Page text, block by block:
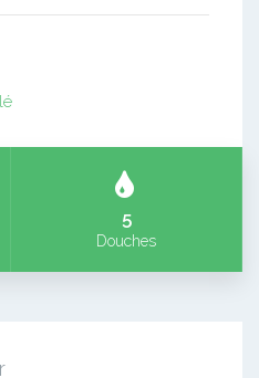
5
Douches